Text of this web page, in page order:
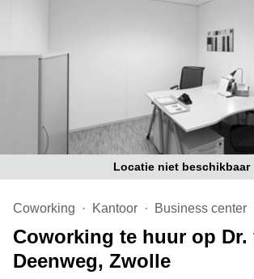
Amsterdam
Business
Coworking
space
Breda
Coworking
in Arnhem
Coworking
Locatie niet beschikbaar
Coworking Kantoor Business center
Coworking te huur op Dr.
Deenweg, Zwolle